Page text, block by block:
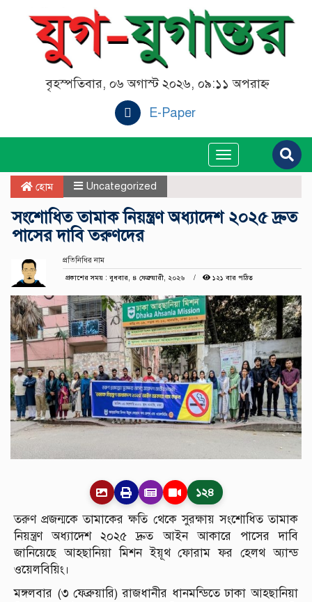
বৃহস্পতিবার, ০৬ অগাস্ট ২০২৬, ০৯:১১ অপরাহ্ন
E-Paper
Toggle
navigation
হোম Uncategorized
সংশোধিত তামাক নিয়ন্ত্রণ অধ্যাদেশ ২০২৫ দ্রুত
পাসের দাবি তরুণদের
প্রতিনিধির নাম
প্রকাশের সময় : বুধবার, ৪ ফেব্রুয়ারী, ২০২৬
১২১ বার পঠিত
১২৪
তরুণ প্রজন্মকে তামাকের ক্ষতি থেকে সুরক্ষায় সংশোধিত তামাক
নিয়ন্ত্রণ অধ্যাদেশ ২০২৫ দ্রুত আইন আকারে পাসের দাবি
জানিয়েছে আহছানিয়া মিশন ইয়ূথ ফোরাম ফর হেলথ অ্যান্ড
ওয়েলবিয়িং।
মঙ্গলবার (৩ ফেব্রুয়ারি) রাজধানীর ধানমন্ডিতে ঢাকা আহছানিয়া